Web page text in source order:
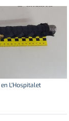
L'Hospitalet